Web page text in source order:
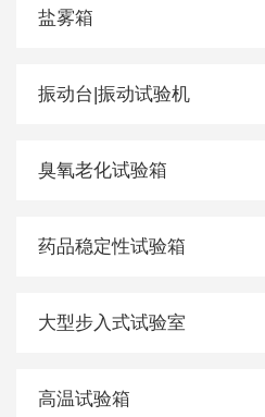
盐雾箱
振动台|振动试验机
臭氧老化试验箱
药品稳定性试验箱
大型步入式试验室
高温试验箱